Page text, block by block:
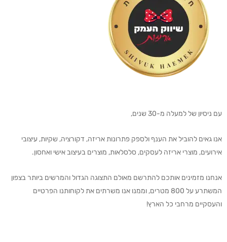
עם ניסיון של למעלה מ-30 שנים,
אנו גאים להוביל את הענף ולספק פתרונות אריזה, דקורציה, שקיות, עיצובי
אירועים, מוצרי אריזה לעסקים, סלסלאות, מוצרים בעיצוב אישי ואחסון.
אנחנו מזמינים אותכם להתרשם מאולם התצוגה הגדול והמרשים ביותר בצפון
המשתרע על 800 מטרים, וממנו אנו משרתים את לקוחותנו הפרטיים
והעסקיים מרחבי כל הארץ!